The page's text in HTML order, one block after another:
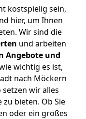
kostspielig sein,
hier, um Ihnen
Wir sind die
und arbeiten
Angebote und
wichtig es ist,
nach Möckern
setzen wir alles
bieten. Ob Sie
oder ein großes